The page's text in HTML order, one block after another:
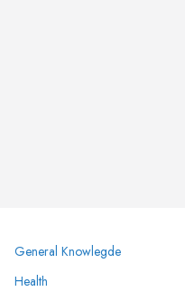
General Knowlegde
Health